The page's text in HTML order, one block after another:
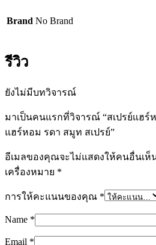
Brand No Brand
รีวิว
ยังไม่มีบทวิจารณ์
มาเป็นคนแรกที่วิจารณ์ “สเปรย์แฮร์
แฮร์หอม รดา สมูท สเปรย์”
อีเมลของคุณจะไม่แสดงให้คนอื่นเห็
เครื่องหมาย *
การให้คะแนนของคุณ *
Name *
Email *